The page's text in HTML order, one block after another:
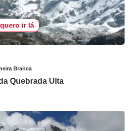
ir lá
Branca
Quebrada Ulta